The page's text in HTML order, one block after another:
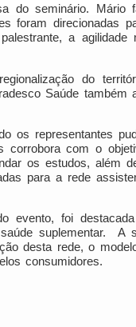
do seminário. Mário
foram direcionadas
a agilidade
do
Saúde também
os representantes
corrobora com o
os estudos, além
para a rede
evento, foi
suplementar. A
desta rede, o
consumidores.